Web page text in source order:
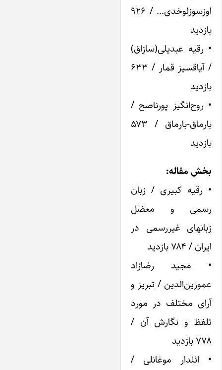
اوزسوزلوخدی… / ۹۲۶
بازدید
• رقیه عبدیلی(سازاق)
/ آیاقسیز قمار / ۶۳۳
بازدید
• روح‌انگیز پورناصح /
بارماق-بارماق / ۵۷۳
بازدید
بخش مقاله:
• رقیه کبیری / زبان
رسمی و معضل
زبانهای غیررسمی در
ایران / ۷۸۴ بازدید
• مجید رضازاد
عموزین‌الدین / تبریز و
آرای مختلف در مورد
تلفظ و نگارش آن /
۷۷۸ بازدید
• ائلدار موغانلی /